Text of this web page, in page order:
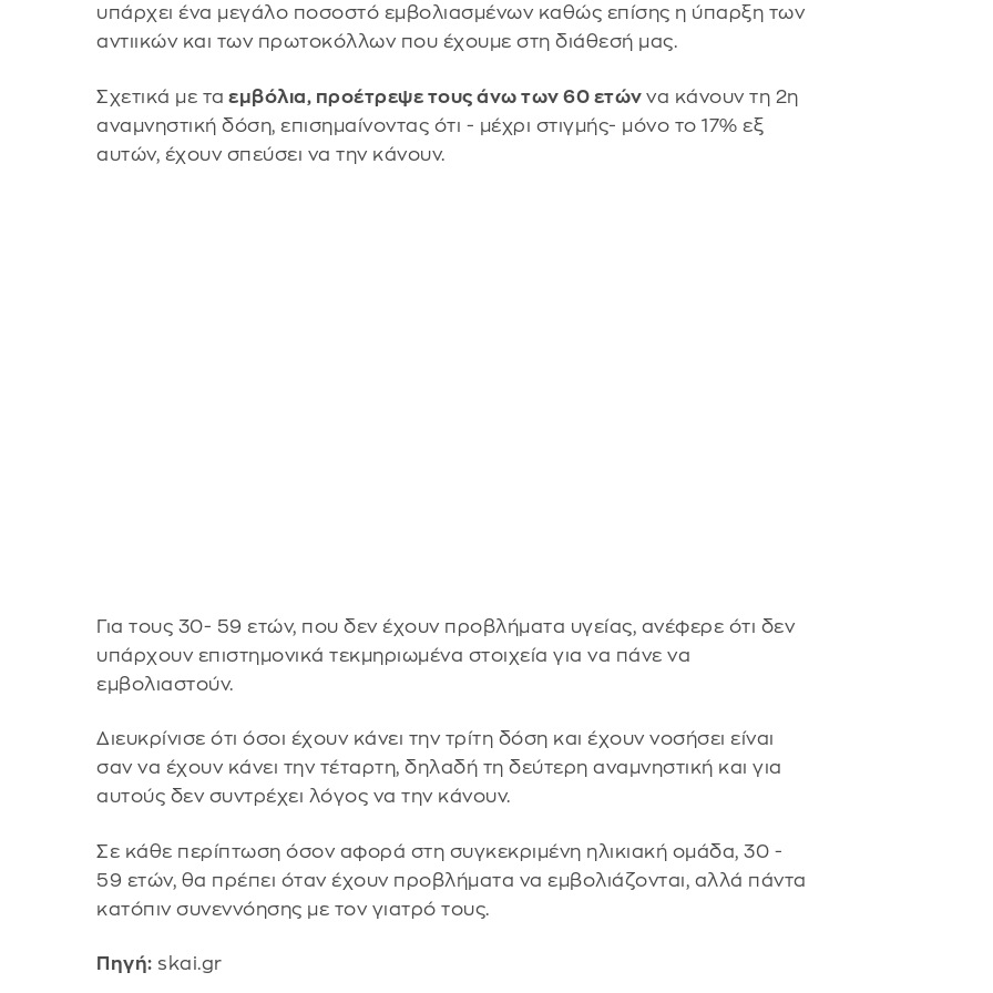
υπάρχει ένα μεγάλο ποσοστό εμβολιασμένων καθώς επίσης η ύπαρξη των
αντιικών και των πρωτοκόλλων που έχουμε στη διάθεσή μας.
Σχετικά με τα εμβόλια, προέτρεψε τους άνω των 60 ετώννα κάνουν τη 2η
αναμνηστική δόση, επισημαίνοντας ότι - μέχρι στιγμής- μόνο το 17% εξ
αυτών, έχουν σπεύσει να την κάνουν.
Για τους 30- 59 ετών, που δεν έχουν προβλήματα υγείας, ανέφερε ότι δεν
υπάρχουν επιστημονικά τεκμηριωμένα στοιχεία για να πάνε να
εμβολιαστούν.
Διευκρίνισε ότι όσοι έχουν κάνει την τρίτη δόση και έχουν νοσήσει είναι
σαν να έχουν κάνει την τέταρτη, δηλαδή τη δεύτερη αναμνηστική και για
αυτούς δεν συντρέχει λόγος να την κάνουν.
Σε κάθε περίπτωση όσον αφορά στη συγκεκριμένη ηλικιακή ομάδα, 30 -
59 ετών, θα πρέπει όταν έχουν προβλήματα να εμβολιάζονται, αλλά πάντα
κατόπιν συνεννόησης με τον γιατρό τους.
Πηγή: skai.gr